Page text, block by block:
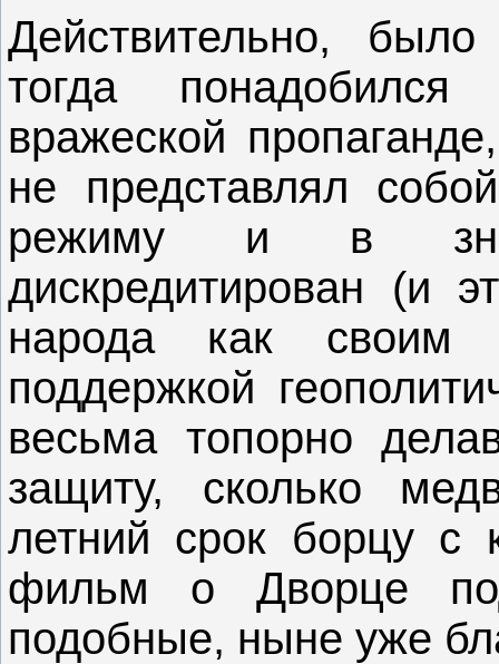
Действительно,
тогда
вражеской
не представлял
режиму и в
дискредитирован (и
народа как своим
поддержкой
весьма топорно
защиту, сколько
летний срок борцу с
фильм о Дворце
подобные, ныне уже